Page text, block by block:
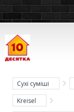
Сухі суміші
Kreisel